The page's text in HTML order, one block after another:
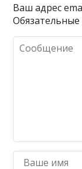
Ваш адрес